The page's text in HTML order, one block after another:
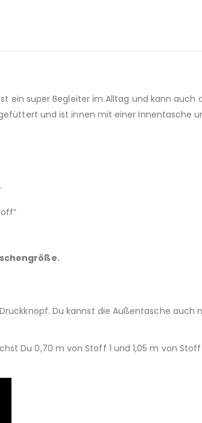
ein super Begleiter im Alltag und kann
und ist innen mit einer Innentasche
Du kannst die Außentasche
Du 0,70 m von Stoff 1 und 1,05 m von Stoff